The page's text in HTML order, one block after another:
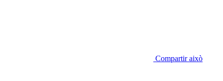
Compartir això